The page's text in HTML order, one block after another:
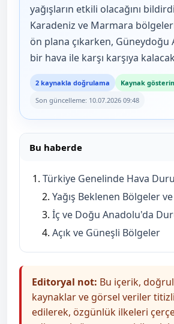
yağışların etkili olacağını
Karadeniz ve Marmara
ön plana çıkarken, Güneydoğu
bir hava ile karşı karşıya
2 kaynakla doğrulama
Kaynak
Son güncelleme: 10.07.2026 09:48
Bu haberde
Türkiye Genelinde Hava
Yağış Beklenen Bölgeler
İç ve Doğu Anadolu'da
Açık ve Güneşli Bölgeler
Editoryal not: Bu içerik,
kaynaklar ve görsel veriler
edilerek, özgünlük ilkeleri